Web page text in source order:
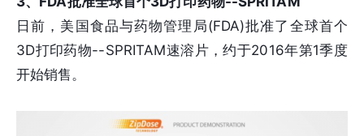
日前，美国食品与药物管理局(FDA)批准了全球首个
3D打印药物--SPRITAM速溶片，约于2016年第1季度
开始销售。